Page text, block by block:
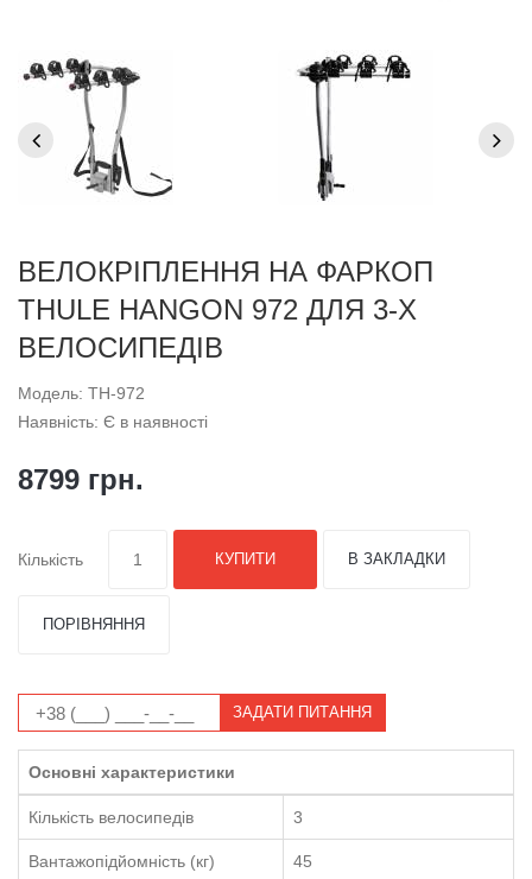
ВЕЛОКРІПЛЕННЯ НА ФАРКОП
THULE HANGON 972 ДЛЯ 3-Х
ВЕЛОСИПЕДІВ
Модель: TH-972
Наявність: Є в наявності
8799 грн.
Кількість КУПИТИ В ЗАКЛАДКИ
ПОРІВНЯННЯ
ЗАДАТИ ПИТАННЯ
Основні характеристики
Кількість велосипедів 3
Вантажопідйомність (кг) 45